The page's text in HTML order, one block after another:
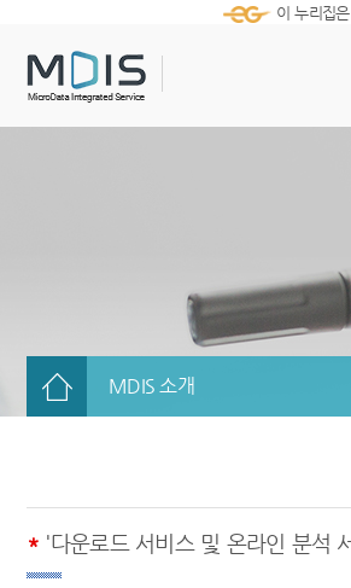
이 누리집
MDIS 소개
* '다운로드 서비스 및 온라인 분석